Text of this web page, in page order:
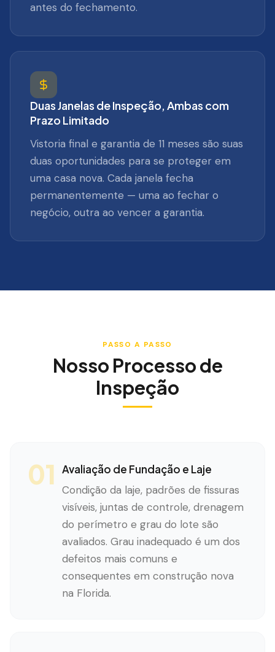
antes do fechamento.
Duas Janelas de Inspeção, Ambas com
Prazo Limitado
Vistoria final e garantia de 11 meses são suas
duas oportunidades para se proteger em
uma casa nova. Cada janela fecha
permanentemente — uma ao fechar o
negócio, outra ao vencer a garantia.
PASSO A PASSO
Nosso Processo de
Inspeção
01 Avaliação de Fundação e Laje
Condição da laje, padrões de fissuras
visíveis, juntas de controle, drenagem
do perímetro e grau do lote são
avaliados. Grau inadequado é um dos
defeitos mais comuns e
consequentes em construção nova
na Florida.